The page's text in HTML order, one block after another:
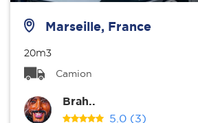
Marseille, France
20m3
Camion
Brah..
5.0 (3)